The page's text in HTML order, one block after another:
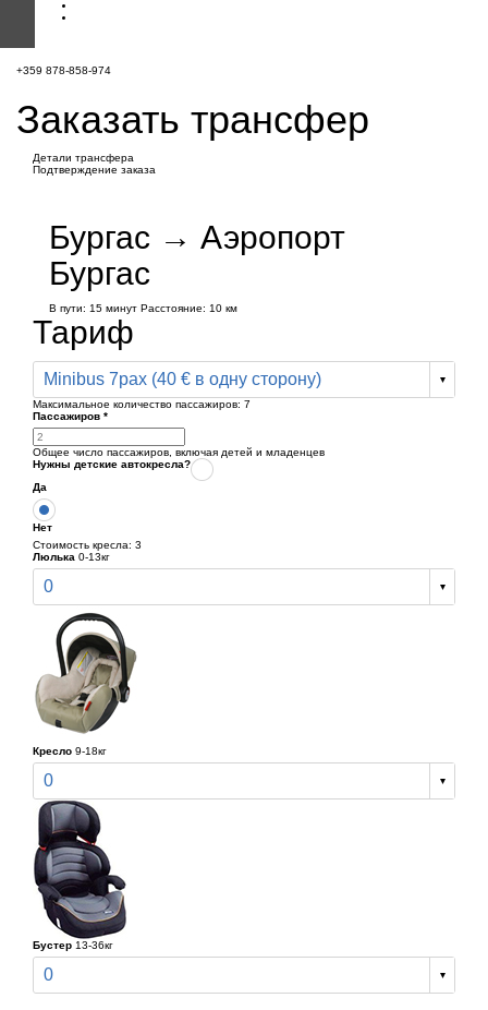
+359 878-858-974
Заказать трансфер
Детали трансфера
Подтверждение заказа
Бургас → Аэропорт
Бургас
В пути: 15 минут Расстояние: 10 км
Тариф
Minibus 7pax (40 € в одну сторону)
Максимальное количество пассажиров: 7
Пассажиров *
Общее число пассажиров, включая детей и младенцев
Нужны детские автокресла?
Да
Нет
Стоимость кресла: 3
Люлька 0-13кг
0
Кресло 9-18кг
0
Бустер 13-36кг
0